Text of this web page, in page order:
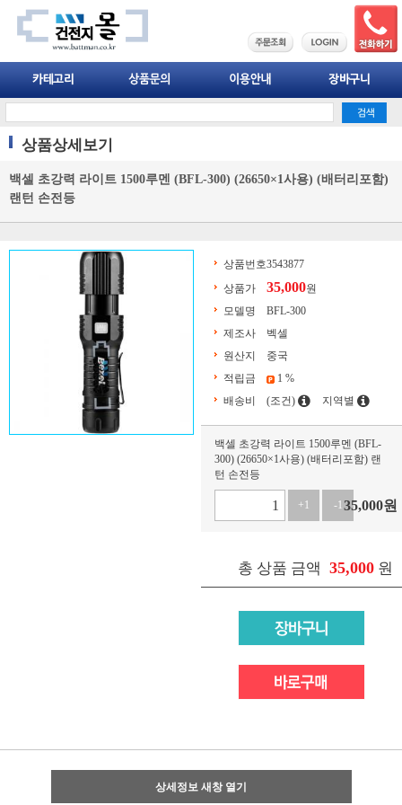
상품상세보기
백셀 초강력 라이트 1500루멘 (BFL-300) (26650×1사용) (배터리포함)
랜턴 손전등
상품번호3543877
상품가
35,000원
모델명
BFL-300
제조사
벡셀
원산지
중국
적립금
1 %
배송비
(조건) 지역별
백셀 초강력 라이트 1500루멘 (BFL-
300) (26650×1사용) (배터리포함) 랜
턴 손전등
+1 -135,000원
총 상품 금액 35,000 원
상세정보 새창 열기